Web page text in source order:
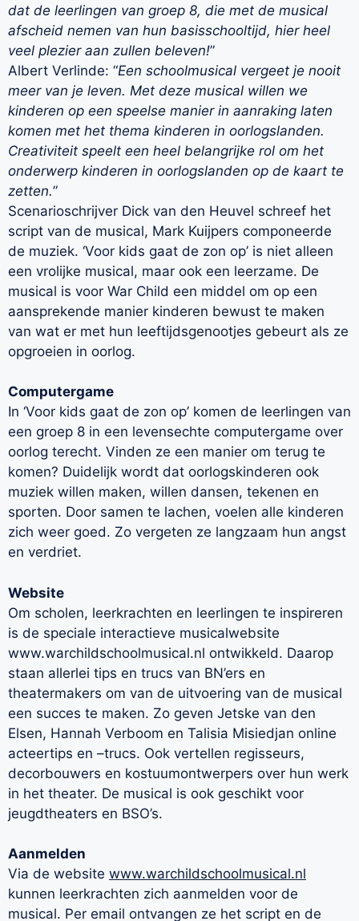
dat de leerlingen van groep 8, die met de musical
afscheid nemen van hun basisschooltijd, hier heel
veel plezier aan zullen beleven!”
Albert Verlinde: “Een schoolmusical vergeet je nooit
meer van je leven. Met deze musical willen we
kinderen op een speelse manier in aanraking laten
komen met het thema kinderen in oorlogslanden.
Creativiteit speelt een heel belangrijke rol om het
onderwerp kinderen in oorlogslanden op de kaart te
zetten.”
Scenarioschrijver Dick van den Heuvel schreef het
script van de musical, Mark Kuijpers componeerde
de muziek. ‘Voor kids gaat de zon op’ is niet alleen
een vrolijke musical, maar ook een leerzame. De
musical is voor War Child een middel om op een
aansprekende manier kinderen bewust te maken
van wat er met hun leeftijdsgenootjes gebeurt als ze
opgroeien in oorlog.
Computergame
In ‘Voor kids gaat de zon op’ komen de leerlingen van
een groep 8 in een levensechte computergame over
oorlog terecht. Vinden ze een manier om terug te
komen? Duidelijk wordt dat oorlogskinderen ook
muziek willen maken, willen dansen, tekenen en
sporten. Door samen te lachen, voelen alle kinderen
zich weer goed. Zo vergeten ze langzaam hun angst
en verdriet.
Website
Om scholen, leerkrachten en leerlingen te inspireren
is de speciale interactieve musicalwebsite
www.warchildschoolmusical.nl ontwikkeld. Daarop
staan allerlei tips en trucs van BN’ers en
theatermakers om van de uitvoering van de musical
een succes te maken. Zo geven Jetske van den
Elsen, Hannah Verboom en Talisia Misiedjan online
acteertips en –trucs. Ook vertellen regisseurs,
decorbouwers en kostuumontwerpers over hun werk
in het theater. De musical is ook geschikt voor
jeugdtheaters en BSO’s.
Aanmelden
Via de website www.warchildschoolmusical.nl
kunnen leerkrachten zich aanmelden voor de
musical. Per email ontvangen ze het script en de